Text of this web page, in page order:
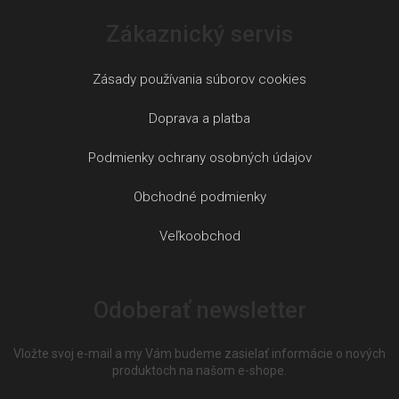
Zásady používania súborov cookies
Doprava a platba
Podmienky ochrany osobných údajov
Obchodné podmienky
Veľkoobchod
Vložte svoj e-mail a my Vám budeme zasielať informácie o nových
produktoch na našom e-shope.